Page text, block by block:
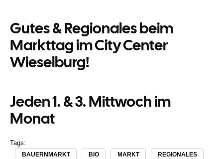
Gutes & Regionales beim
Markttag im City Center
Wieselburg!
Jeden 1. & 3. Mittwoch im
Monat
Tags:
BAUERNMARKT BIO MARKT REGIONALES